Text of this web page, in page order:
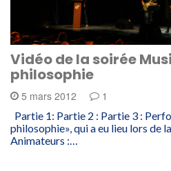
Vidéo de la soirée
philosophie
5 mars 2012 1
Partie 1: Partie 2 : Partie 3 :
philosophie», qui a eu lieu lors de
Animateurs :…